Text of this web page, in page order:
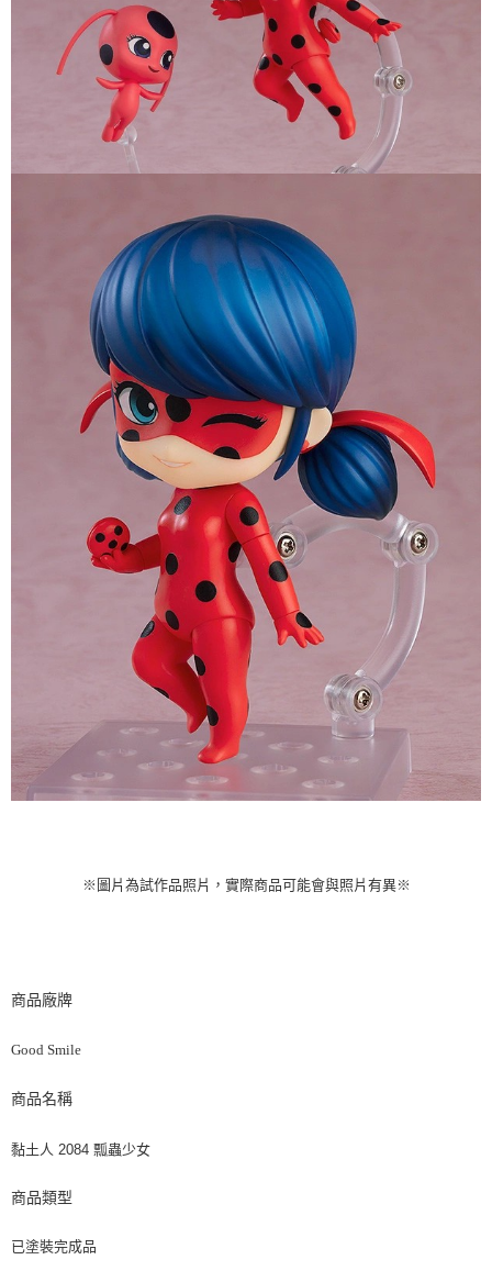
※圖片為試作品照片，實際商品可能會與照片有異※
商品廠牌
Good Smile
商品名稱
黏土人 2084 瓢蟲少女
商品類型
已塗裝完成品